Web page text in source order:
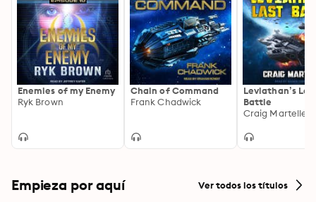
Enemies of my Enemy
Ryk Brown
Chain of Command
Frank Chadwick
Leviathan’s
Battle
Craig Martelle
Empieza por aquí Ver todos los títulos